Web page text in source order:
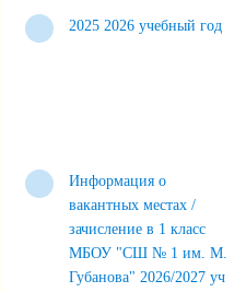
2025 2026 учебный год
Информация о
вакантных местах /
зачисление в 1 класс
МБОУ "СШ № 1 им. М.
Губанова" 2026/2027 уч